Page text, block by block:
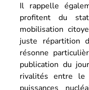
Il rappelle
profitent du
mobilisation
juste répartition
résonne
publication du
rivalités entre le